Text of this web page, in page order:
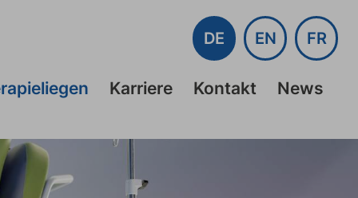
DE EN FR
Karriere Kontakt News